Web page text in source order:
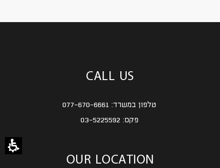
CALL US
טלפון במשרד: 077-670-6661
פקס:03-5225592
OUR LOCATION